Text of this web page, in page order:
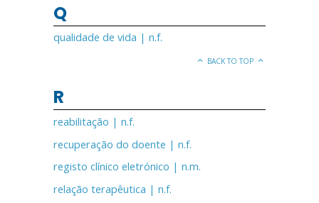
Q
qualidade de vida | n.f.
BACK TO TOP
R
reabilitação | n.f.
recuperação do doente | n.f.
registo clínico eletrónico | n.m.
relação terapêutica | n.f.